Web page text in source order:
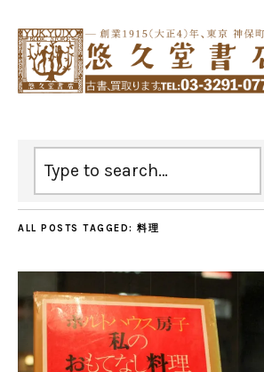
ALL POSTS TAGGED: 料理